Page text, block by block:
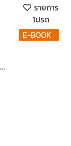
รายการ
โปรด
E-BOOK